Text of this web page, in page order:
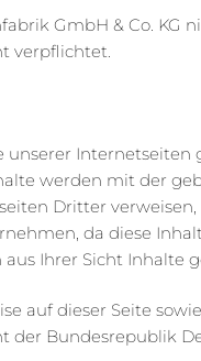
GmbH & Co. KG
verpflichtet.
Internetseiten
werden mit der
Dritter
da diese
aus Ihrer Sicht
auf dieser Seite
der Bundesrepublik